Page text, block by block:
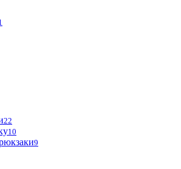
22
10
9